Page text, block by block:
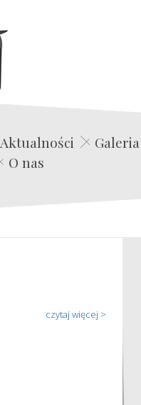
Edwin Film Agencja Aktorska
Aktualności
Galeria
O nas
czytaj więcej >